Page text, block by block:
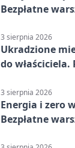
Bezpłatne
3 sierpnia 2026
Ukradzione
do właściciela.
3 sierpnia 2026
Energia i zero
Bezpłatne